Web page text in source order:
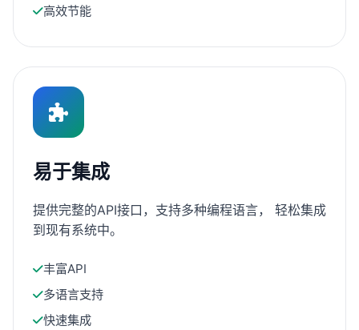
高效节能
易于集成
提供完整的API接口，支持多种编程语言， 轻松集成
到现有系统中。
丰富API
多语言支持
快速集成